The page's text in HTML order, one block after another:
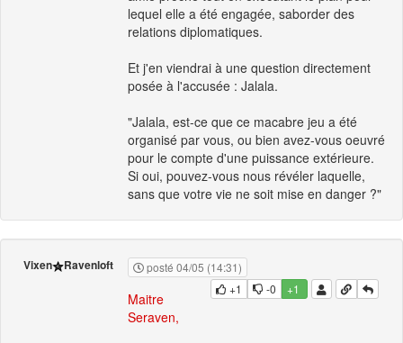
lequel elle a été engagée, saborder des
relations diplomatiques.
Et j'en viendrai à une question directement
posée à l'accusée : Jalala.
"Jalala, est-ce que ce macabre jeu a été
organisé par vous, ou bien avez-vous oeuvré
pour le compte d'une puissance extérieure.
Si oui, pouvez-vous nous révéler laquelle,
sans que votre vie ne soit mise en danger ?"
Vixen Ravenloft
posté 04/05 (14:31)
+1
-0 +1
Maitre
Seraven,